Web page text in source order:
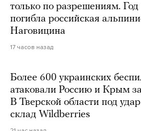
только по разрешениям. Год
погибла российская
Наговицина
17 часов назад
Более 600 украинских
атаковали Россию и Крым
В Тверской области под
склад Wildberries